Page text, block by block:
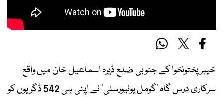
خیبر پختونخوا کے جنوبی ضلع ڈیرہ اسماعیل خان میں واقع
سرکاری درس گاہ ‘گومل یونیورسٹی’ نے اپنی ہی 542 ڈگریوں کو